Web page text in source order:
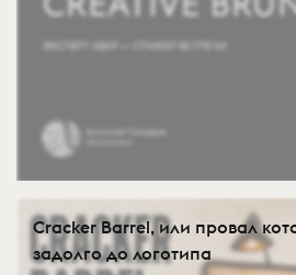
Cracker Barrel, или провал
задолго до логотипа